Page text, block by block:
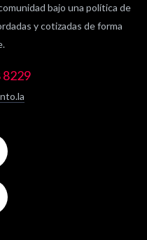
bajo una política de
y cotizadas de forma
8229